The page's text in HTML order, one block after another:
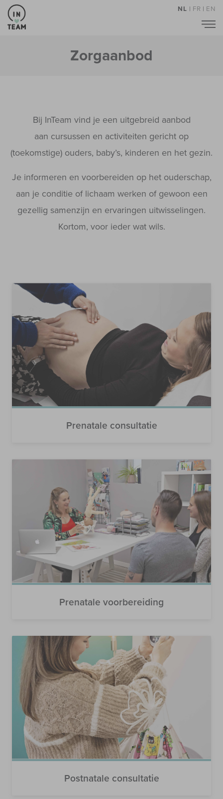
NL | FR | EN
Zorgaanbod
Bij InTeam vind je een uitgebreid aanbod
aan cursussen en activiteiten gericht op
(toekomstige) ouders, baby’s, kinderen en het gezin.
Je informeren en voorbereiden op het ouderschap,
aan je conditie of lichaam werken of gewoon een
gezellig samenzijn en ervaringen uitwisselingen.
Kortom, voor ieder wat wils.
Prenatale consultatie
Prenatale voorbereiding
Postnatale consultatie